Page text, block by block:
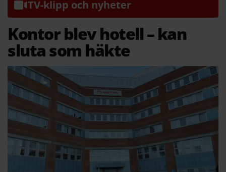
TV-klipp och nyheter
Kontor blev hotell – kan
sluta som häkte